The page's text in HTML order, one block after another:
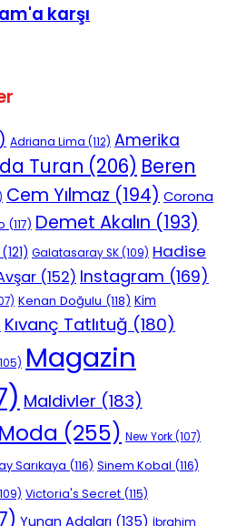
karşı
Adriana Lima (112) Amerika
Turan (206) Beren
Cem Yılmaz (194) Corona
(117) Demet Akalın (193)
(121) Galatasaray SK(109) Hadise
(152) Instagram (169)
Kenan Doğulu (118) Kim
Kıvanç Tatlıtuğ (180)
Magazin
Maldivler (183)
Moda (255) New York(107)
Sarıkaya (116) Sinem Kobal (116)
Victoria's Secret (115)
Yunan Adaları (135) İbrahim